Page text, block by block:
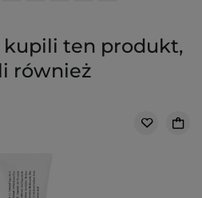
kupili ten produkt,
również